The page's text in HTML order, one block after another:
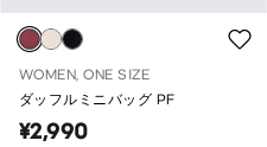
WOMEN, ONE SIZE
ダッフルミニバッグ PF
¥2,990